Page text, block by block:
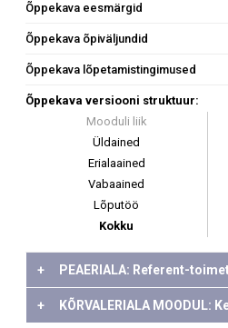
Õppekava eesmärgid
Õppekava õpiväljundid
Õppekava lõpetamistingimused
Õppekava versiooni struktuur:
Mooduli liik
Üldained
Erialaained
Vabaained
Lõputöö
Kokku
+ PEAERIALA: Referent-
+ KÕRVALERIALA MOODUL: